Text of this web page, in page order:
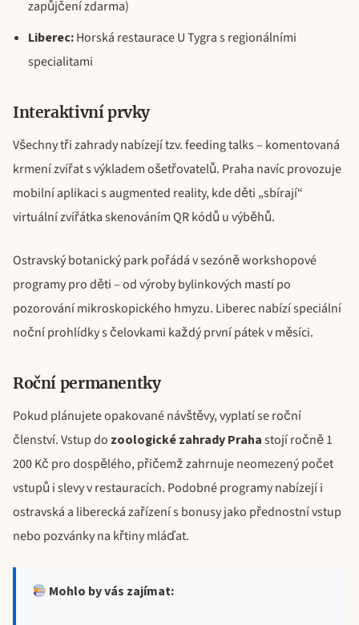
zapůjčení zdarma)
Liberec:Horská restaurace U Tygra s regionálními
specialitami
Interaktivní prvky
Všechny tři zahrady nabízejí tzv. feeding talks – komentovaná
krmení zvířat s výkladem ošetřovatelů. Praha navíc provozuje
mobilní aplikaci s augmented reality, kde děti „sbírají“
virtuální zvířátka skenováním QR kódů u výběhů.
Ostravský botanický park pořádá v sezóně workshopové
programy pro děti – od výroby bylinkových mastí po
pozorování mikroskopického hmyzu. Liberec nabízí speciální
noční prohlídky s čelovkami každý první pátek v měsíci.
Roční permanentky
Pokud plánujete opakované návštěvy, vyplatí se roční
členství. Vstup do zoologické zahrady Prahastojí ročně 1
200 Kč pro dospělého, přičemž zahrnuje neomezený počet
vstupů i slevy v restauracích. Podobné programy nabízejí i
ostravská a liberecká zařízení s bonusy jako přednostní vstup
nebo pozvánky na křtiny mláďat.
Mohlo by vás zajímat: